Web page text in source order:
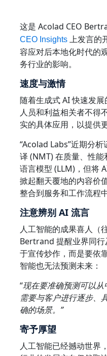
所有解决方案
生命科学
制造业
金融
法律
公共机构
国防与安全
所有行业
认识 Lia
快速、智能且可扩展的 AI 翻
加入我们的全球网络
这是 Acolad CEO
CEO Insights 上发言的
容应对后本地化时代的
务行业的影响。
速度与激情
随着生成式 AI 快速发
人员和利益相关者不得
实的具体应用，以提供
“Acolad Labs”近期分
译 (NMT) 在质量、性
语言模型 (LLM)，但将
掀起翻天覆地的内容价
整合到服务和工作流程
注意辨别 AI 流言
人工智能的成果喜人（
Bertrand 提醒业界同
于宣传炒作，而是要依
智能也无法预测未来：
“现在要准确预测可以从
需要与客户进行逐步、
确的场景。”
寄予厚望
人工智能已经撼动世界